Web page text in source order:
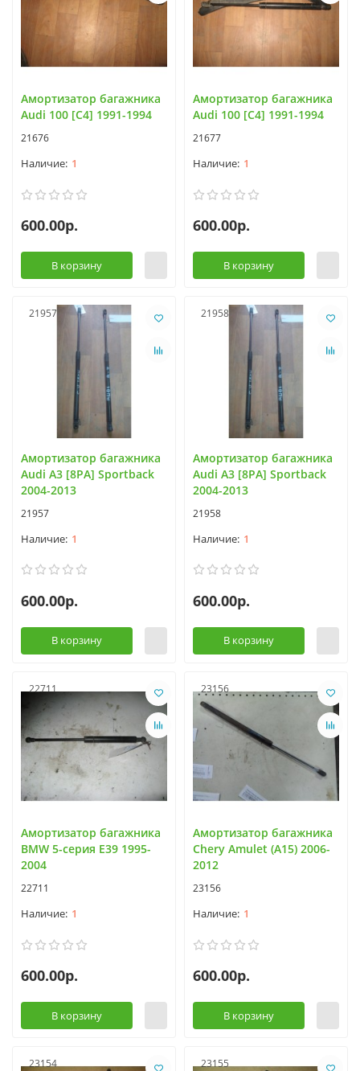
Амортизатор багажника
Audi 100 [C4] 1991-1994
21676
1
600.00р.
В корзину
Амортизатор багажника
Audi 100 [C4] 1991-1994
21677
1
600.00р.
В корзину
21957
Амортизатор багажника
Audi A3 [8PA] Sportback
2004-2013
21957
1
600.00р.
В корзину
21958
Амортизатор багажника
Audi A3 [8PA] Sportback
2004-2013
21958
1
600.00р.
В корзину
22711
Амортизатор багажника
BMW 5-серия E39 1995-
2004
22711
1
600.00р.
В корзину
23156
Амортизатор багажника
Chery Amulet (A15) 2006-
2012
23156
1
600.00р.
В корзину
23154 23155